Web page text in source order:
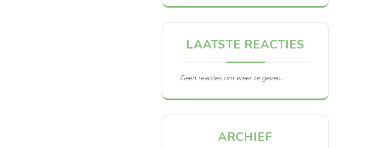
LAATSTE REACTIES
Geen reacties om weer te geven.
ARCHIEF